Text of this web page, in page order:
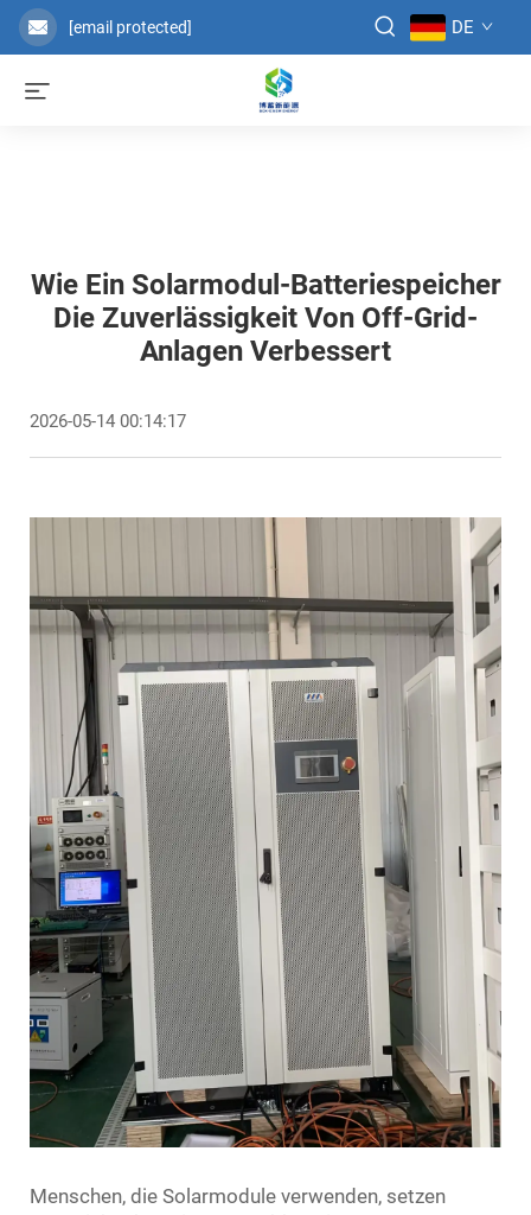
[email protected] DE
Wie Ein Solarmodul-Batteriespeicher
Die Zuverlässigkeit Von Off-Grid-
Anlagen Verbessert
2026-05-14 00:14:17
Menschen, die Solarmodule verwenden, setzen